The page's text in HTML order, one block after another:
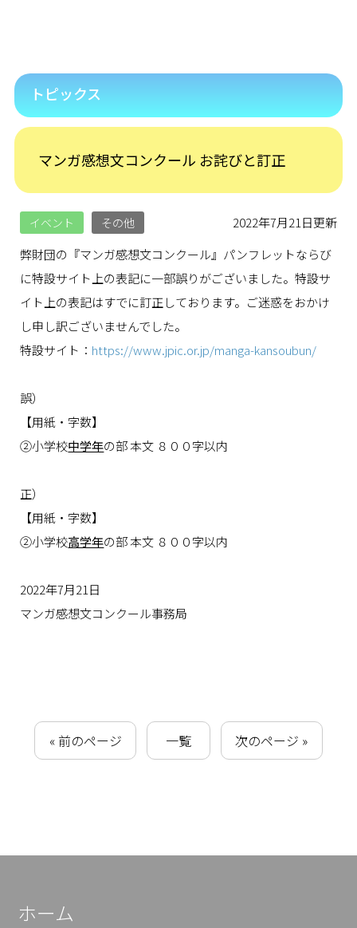
トピックス
マンガ感想文コンクール お詫びと訂正
イベント その他
2022年7月21日更新
弊財団の『マンガ感想文コンクール』パンフレットならび
に特設サイト上の表記に一部誤りがございました。特設サ
イト上の表記はすでに訂正しております。ご迷惑をおかけ
し申し訳ございませんでした。
特設サイト： https://www.jpic.or.jp/manga-kansoubun/
誤）
【用紙・字数】
②小学校中学年の部 本文 ８００字以内
正）
【用紙・字数】
②小学校高学年の部 本文 ８００字以内
2022年7月21日
マンガ感想文コンクール事務局
« 前のページ 一覧 次のページ »
ホーム